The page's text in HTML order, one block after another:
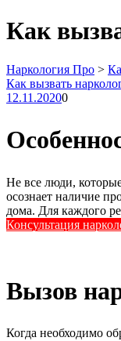
Как
Наркология Про >
Как вызвать
12.11.20200
Не все люди,
осознает наличие
дома. Для каждого
Консультация
Вызов
Когда необходимо